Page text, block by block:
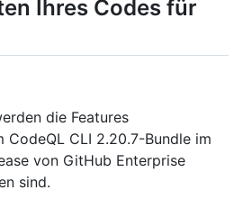
Ihres Codes für
die Features
CodeQL CLI 2.20.7-Bundle im
von GitHub Enterprise
sind.